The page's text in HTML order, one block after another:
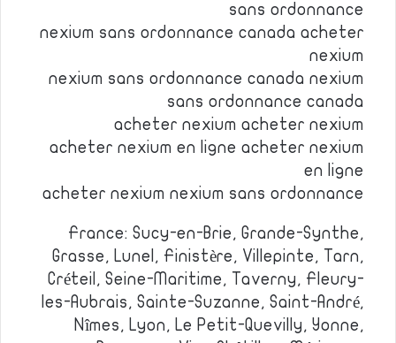
sans ordonnance
nexium sans ordonnance canada acheter
nexium
nexium sans ordonnance canada nexium
sans ordonnance canada
acheter nexium acheter nexium
acheter nexium en ligne acheter nexium
en ligne
acheter nexium nexium sans ordonnance
France: Sucy-en-Brie, Grande-Synthe,
Grasse, Lunel, Finistère, Villepinte, Tarn,
Créteil, Seine-Maritime, Taverny, Fleury-
les-Aubrais, Sainte-Suzanne, Saint-André,
Nîmes, Lyon, Le Petit-Quevilly, Yonne,